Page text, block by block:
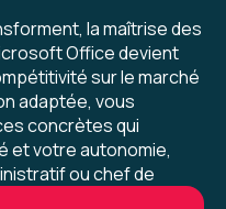
la maîtrise des
Office devient
sur le marché
adaptée, vous
concrètes qui
et votre autonomie,
ou chef de
5